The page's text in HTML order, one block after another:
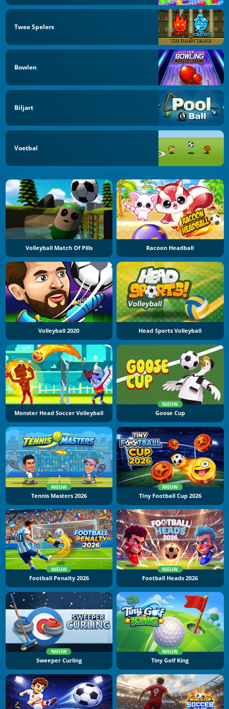
Twee Spelers
Bowlen
Biljart
Voetbal
Volleyball Match Of Pills Racoon Headball
Volleyball 2020 Head Sports Volleyball
Monster Head Soccer Volleyball
NIEUW
Goose Cup
NIEUW
Tennis Masters 2026
NIEUW
TIny Football Cup 2026
NIEUW
Football Penalty 2026
NIEUW
Football Heads 2026
NIEUW
Sweeper Curling
NIEUW
Tiny Golf King